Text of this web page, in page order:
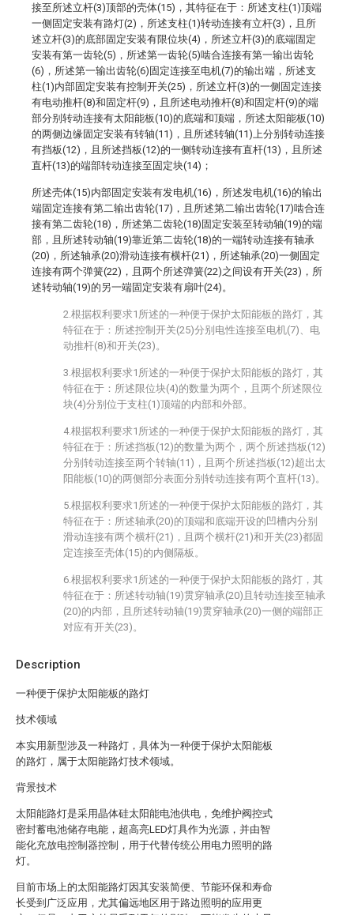
Description
一种便于保护太阳能板的路灯
技术领域
本实用新型涉及一种路灯，具体为一种便于保护太阳能板
的路灯，属于太阳能路灯技术领域。
背景技术
太阳能路灯是采用晶体硅太阳能电池供电，免维护阀控式
密封蓄电池储存电能，超高亮LED灯具作为光源，并由智
能化充放电控制器控制，用于代替传统公用电力照明的路
灯。
目前市场上的太阳能路灯因其安装简便、节能环保和寿命
长受到广泛应用，尤其偏远地区用于路边照明的应用更
接至所述立杆(3)顶部的壳体(15)，其特征在于：所述支柱(1)顶端
一侧固定安装有路灯(2)，所述支柱(1)转动连接有立杆(3)，且所
述立杆(3)的底部固定安装有限位块(4)，所述立杆(3)的底端固定
安装有第一齿轮(5)，所述第一齿轮(5)啮合连接有第一输出齿轮
(6)，所述第一输出齿轮(6)固定连接至电机(7)的输出端，所述支
柱(1)内部固定安装有控制开关(25)，所述立杆(3)的一侧固定连接
有电动推杆(8)和固定杆(9)，且所述电动推杆(8)和固定杆(9)的端
部分别转动连接有太阳能板(10)的底端和顶端，所述太阳能板(10)
的两侧边缘固定安装有转轴(11)，且所述转轴(11)上分别转动连接
有挡板(12)，且所述挡板(12)的一侧转动连接有直杆(13)，且所述
直杆(13)的端部转动连接至固定块(14)；
所述壳体(15)内部固定安装有发电机(16)，所述发电机(16)的输出
端固定连接有第二输出齿轮(17)，且所述第二输出齿轮(17)啮合连
接有第二齿轮(18)，所述第二齿轮(18)固定安装至转动轴(19)的端
部，且所述转动轴(19)靠近第二齿轮(18)的一端转动连接有轴承
(20)，所述轴承(20)滑动连接有横杆(21)，所述轴承(20)一侧固定
连接有两个弹簧(22)，且两个所述弹簧(22)之间设有开关(23)，所
述转动轴(19)的另一端固定安装有扇叶(24)。
2.根据权利要求1所述的一种便于保护太阳能板的路灯，其
特征在于：所述控制开关(25)分别电性连接至电机(7)、电
动推杆(8)和开关(23)。
3.根据权利要求1所述的一种便于保护太阳能板的路灯，其
特征在于：所述限位块(4)的数量为两个，且两个所述限位
块(4)分别位于支柱(1)顶端的内部和外部。
4.根据权利要求1所述的一种便于保护太阳能板的路灯，其
特征在于：所述挡板(12)的数量为两个，两个所述挡板(12)
分别转动连接至两个转轴(11)，且两个所述挡板(12)超出太
阳能板(10)的两侧部分表面分别转动连接有两个直杆(13)。
5.根据权利要求1所述的一种便于保护太阳能板的路灯，其
特征在于：所述轴承(20)的顶端和底端开设的凹槽内分别
滑动连接有两个横杆(21)，且两个横杆(21)和开关(23)都固
定连接至壳体(15)的内侧隔板。
6.根据权利要求1所述的一种便于保护太阳能板的路灯，其
特征在于：所述转动轴(19)贯穿轴承(20)且转动连接至轴承
(20)的内部，且所述转动轴(19)贯穿轴承(20)一侧的端部正
对应有开关(23)。